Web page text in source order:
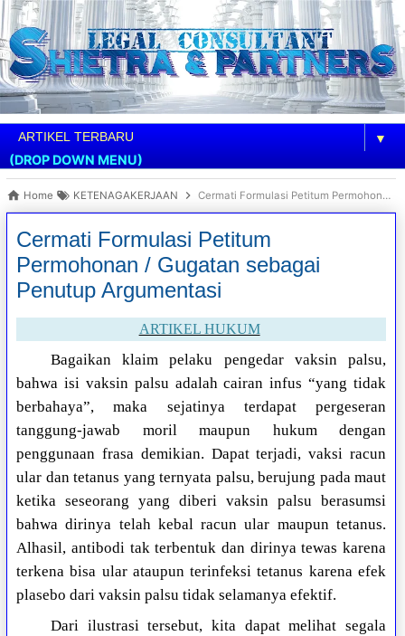
▼
(DROP DOWN MENU)
Home KETENAGAKERJAAN Cermati Formulasi Petitum Permohonan / Gugatan sebagai Penutup Argumentasi
Cermati Formulasi Petitum
Permohonan / Gugatan sebagai
Penutup Argumentasi
ARTIKEL HUKUM
Bagaikan klaim pelaku pengedar vaksin palsu,
bahwa isi vaksin palsu adalah cairan infus “yang tidak
berbahaya”, maka sejatinya terdapat pergeseran
tanggung-jawab moril maupun hukum dengan
penggunaan frasa demikian. Dapat terjadi, vaksi racun
ular dan tetanus yang ternyata palsu, berujung pada maut
ketika seseorang yang diberi vaksin palsu berasumsi
bahwa dirinya telah kebal racun ular maupun tetanus.
Alhasil, antibodi tak terbentuk dan dirinya tewas karena
terkena bisa ular ataupun terinfeksi tetanus karena efek
plasebo dari vaksin palsu tidak selamanya efektif.
Dari ilustrasi tersebut, kita dapat melihat segala